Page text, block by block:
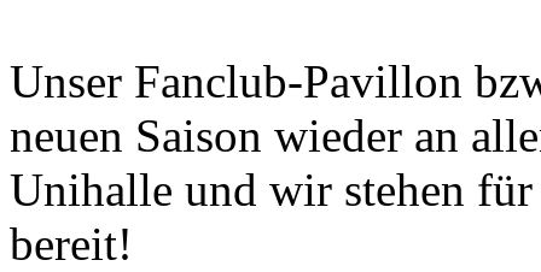
Unser Fanclub-Pavillon
neuen Saison wieder an
Unihalle und wir stehen
bereit!